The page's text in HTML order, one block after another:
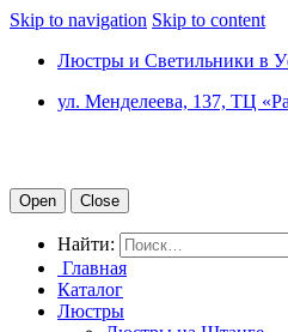
Skip to navigation Skip to content
Люстры и Светильники в
ул. Менделеева, 137, ТЦ
Open Close
Найти:
Главная
Каталог
Люстры